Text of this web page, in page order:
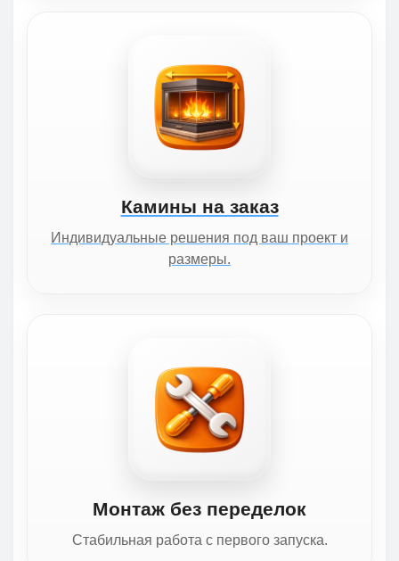
Камины на заказ
Индивидуальные решения под ваш проект и
размеры.
Монтаж без переделок
Стабильная работа с первого запуска.